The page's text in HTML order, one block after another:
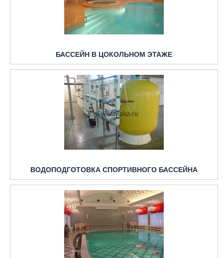
БАССЕЙН В ЦОКОЛЬНОМ ЭТАЖЕ
ВОДОПОДГОТОВКА СПОРТИВНОГО БАССЕЙНА